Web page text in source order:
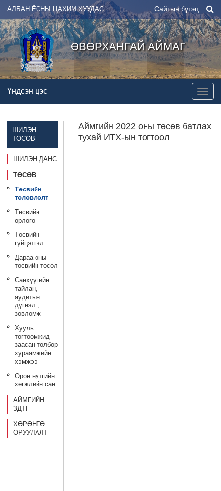
АЛБАН ЁСНЫ ЦАХИМ ХУУДАС Сайтын бүтэц
ӨВӨРХАНГАЙ АЙМАГ
Үндсэн цэс
ШИЛЭН
ТӨСӨВ
ШИЛЭН ДАНС
ТӨСӨВ
Төсвийн
төлөвлөлт
Төсвийн
орлого
Төсвийн
гүйцэтгэл
Дараа оны
төсвийн төсөл
Санхүүгийн
тайлан,
аудитын
дүгнэлт,
зөвлөмж
Хууль
тогтоомжид
заасан төлбөр
хураамжийн
хэмжээ
Орон нутгийн
хөгжлийн сан
АЙМГИЙН
ЗДТГ
ХӨРӨНГӨ
ОРУУЛАЛТ
Аймгийн 2022 оны төсөв батлах
тухай ИТХ-ын тогтоол